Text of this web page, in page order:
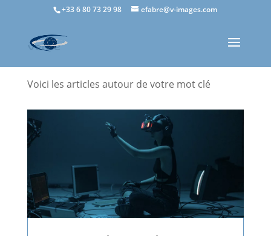
+33 6 80 73 29 98 efabre@v-images.com
veille
Voici les articles autour de votre mot clé